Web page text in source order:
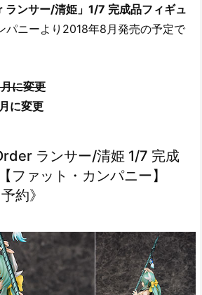
ンサー/清姫」1/7 完成品フィギュ
パニーより2018年8月発売の予定で
に変更
に変更
ランサー/清姫 1/7 完成
ファット・カンパニー】
約》